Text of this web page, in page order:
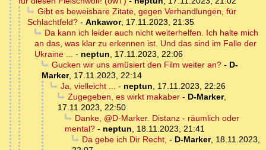
Gibt es beweisbare Zitate, gegen Verhandlungen, für
Schlachtfeld? - Ankawor, 17.11.2023, 21:35
Da kann ich leider auch nicht weiterhelfen. Ich halte mich
an das, was klar zu erkennen ist. Und das sind im Falle der
Ukraine ... - neptun, 17.11.2023, 22:06
Gucken wir uns amüsiert den Film weiter an?- D-
Marker, 17.11.2023, 22:14
Ja, vielleicht ... - neptun, 17.11.2023, 22:26
Zugegeben, es wirkt makaber- D-Marker,
17.11.2023, 22:50
Danke, @D-Marker. Distanz - räumlich oder
mental? - neptun, 18.11.2023, 21:41
Da gebe ich Dir Recht, - D-Marker, 18.11.2023,